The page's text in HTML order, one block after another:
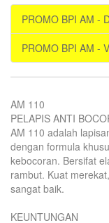
PROMO BPI AM -
PROMO BPI AM -
AM 110
PELAPIS ANTI
AM 110 adalah
dengan formula
kebocoran. Bersifat
rambut. Kuat
sangat baik.
KEUNTUNGAN